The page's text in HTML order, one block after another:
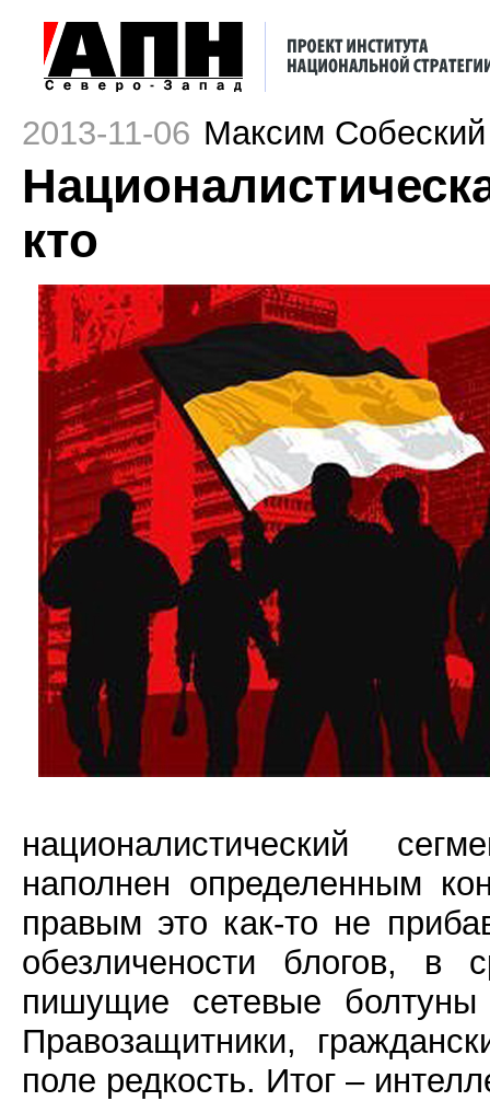
2013-11-06 Максим Собеский
кто
националистический
наполнен определенным
правым это как-то не
обезличености блогов, в
пишущие сетевые
Правозащитники,
поле редкость. Итог –